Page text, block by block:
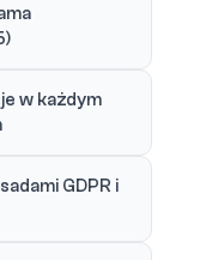
w każdym
GDPR i